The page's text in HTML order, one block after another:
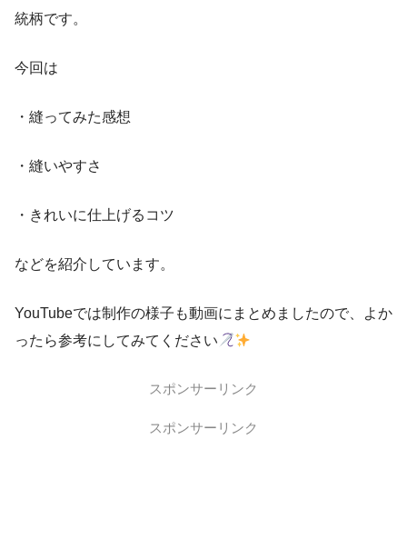
統柄です。
今回は
・縫ってみた感想
・縫いやすさ
・きれいに仕上げるコツ
などを紹介しています。
YouTubeでは制作の様子も動画にまとめましたので、よか
ったら参考にしてみてください
スポンサーリンク
スポンサーリンク